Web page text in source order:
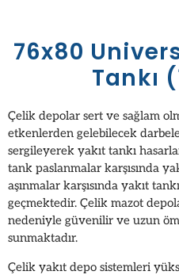
76x80
Tankı
Çelik depolar sert ve sağlam
etkenlerden gelebilecek
sergileyerek yakıt tankı
tank paslanmalar karşısında
aşınmalar karşısında yakıt
geçmektedir. Çelik mazot
nedeniyle güvenilir ve uzun
sunmaktadır.
Çelik yakıt depo sistemleri